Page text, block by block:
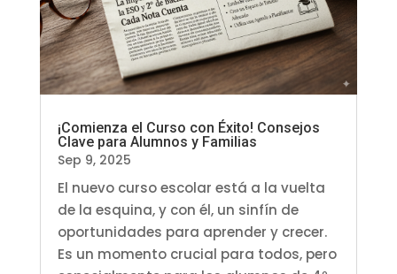
¡Comienza el Curso con Éxito! Consejos
Clave para Alumnos y Familias
Sep 9, 2025
El nuevo curso escolar está a la vuelta
de la esquina, y con él, un sinfín de
oportunidades para aprender y crecer.
Es un momento crucial para todos, pero